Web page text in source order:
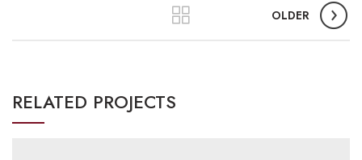
OLDER
RELATED PROJECTS